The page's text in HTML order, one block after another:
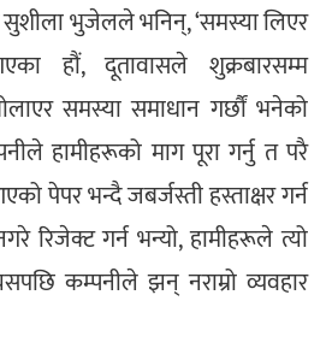
सुशीला भुजेलले भनिन्, ‘समस्या लिएर
हौं, दूतावासले शुक्रबारसम्म
समस्या समाधान गर्छौं भनेको
हामीहरूको माग पूरा गर्नु त परै
पेपर भन्दै जबर्जस्ती हस्ताक्षर गर्न
रिजेक्ट गर्न भन्यो, हामीहरूले त्यो
कम्पनीले झन् नराम्रो व्यवहार